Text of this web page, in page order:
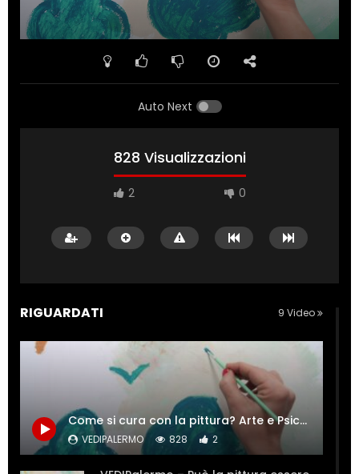
Auto Next
828 Visualizzazioni
2 0
RIGUARDATI 9 Video
Come si cura con la pittura? Arte e Psiche si incontrano.
VEDIPALERMO 828 2